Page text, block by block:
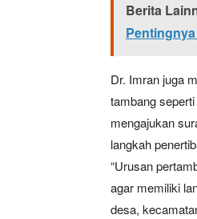
Berita
Dr. Imran juga
tambang
mengajukan
langkah
“Urusan
agar memiliki
desa,